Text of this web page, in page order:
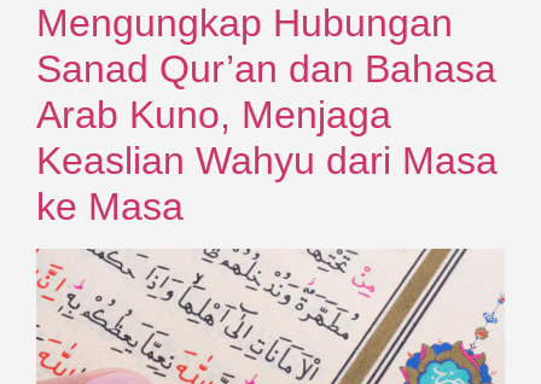
Mengungkap Hubungan
Sanad Qur’an dan Bahasa
Arab Kuno, Menjaga
Keaslian Wahyu dari Masa
ke Masa